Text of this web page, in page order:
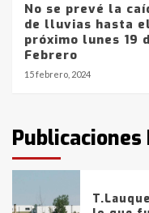
No se prevé la
de lluvias hasta el
próximo lunes 19
Febrero
15 febrero, 2024
Publicaciones
6
La
Blanca
con
fueron
tarde